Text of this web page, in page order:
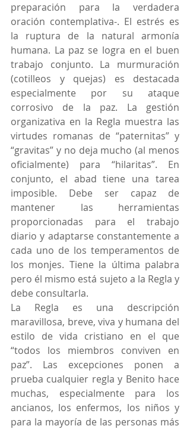
preparación para la verdadera
oración contemplativa-. El estrés es
la ruptura de la natural armonía
humana. La paz se logra en el buen
trabajo conjunto. La murmuración
(cotilleos y quejas) es destacada
especialmente por su ataque
corrosivo de la paz. La gestión
organizativa en la Regla muestra las
virtudes romanas de “paternitas” y
“gravitas” y no deja mucho (al menos
oficialmente) para “hilaritas”. En
conjunto, el abad tiene una tarea
imposible. Debe ser capaz de
mantener las herramientas
proporcionadas para el trabajo
diario y adaptarse constantemente a
cada uno de los temperamentos de
los monjes. Tiene la última palabra
pero él mismo está sujeto a la Regla y
debe consultarla.
La Regla es una descripción
maravillosa, breve, viva y humana del
estilo de vida cristiano en el que
“todos los miembros conviven en
paz”. Las excepciones ponen a
prueba cualquier regla y Benito hace
muchas, especialmente para los
ancianos, los enfermos, los niños y
para la mayoría de las personas más